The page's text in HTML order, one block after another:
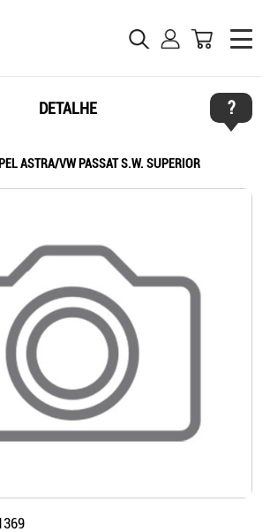
DETALHE ?
ASTRA/VW PASSAT S.W. SUPERIOR